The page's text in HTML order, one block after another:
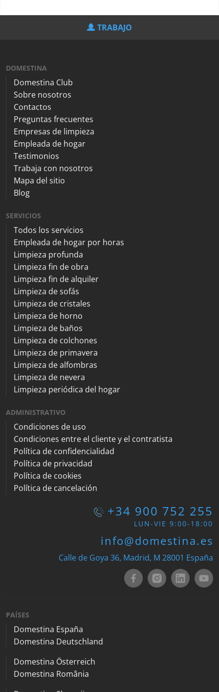
TRABAJO
DOMESTINA
Domestina Club
Sobre nosotros
Contactos
Preguntas frecuentes
Empresas de limpieza
Empleada de hogar
Testimonios
Trabaja con nosotros
Mapa del sitio
Blog
SERVICIOS
Todos los servicios
Empleada de hogar por horas
Limpieza profunda
Limpieza fin de obra
Limpieza fin de alquiler
Limpieza de sofás
Limpieza de cristales
Limpieza de horno
Limpieza de baños
Limpieza de colchones
Limpieza de primavera
Limpieza de alfombras
Limpieza de nevera
Limpieza periódica del hogar
ADMINISTRATIVO
Condiciones de uso
Condiciones entre el cliente y el contratista
Política de confidencialidad
Política de privacidad
Política de cookies
Política de cancelación
+34 900 752 255
LUN-VIE 9:00-18:00
info@domestina.es
Calle de Goya 36, Madrid, M 28001 España
PAÍSES
Domestina España
Domestina Deutschland
Domestina Österreich
Domestina România